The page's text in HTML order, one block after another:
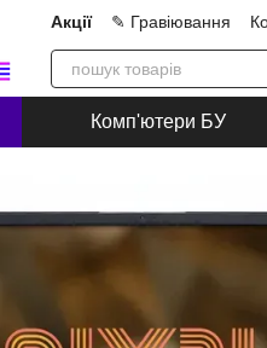
Акції ✎ Гравіювання
Про нас
Блог
Комп'ютери БУ